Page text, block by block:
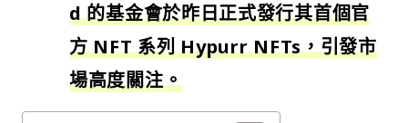
d 的基金會於昨日正式發行其首個官
方 NFT 系列 Hypurr NFTs，引發市
場高度關注。